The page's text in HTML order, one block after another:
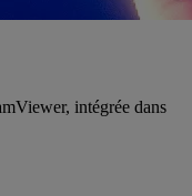
intégrée dans